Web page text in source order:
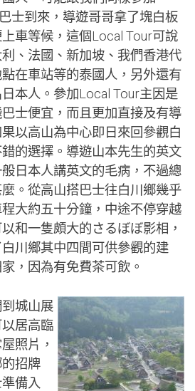
士到來，導遊哥哥拿了塊白板
車等候，這個Local Tour可說
、法國、新加坡、我們香港代
在車站等的泰國人，另外還有
本人。參加Local Tour主因是
士便宜，而且更加直接及有導
以高山為中心即日來回參觀白
的選擇。導遊山本先生的英文
日本人講英文的毛病，不過總
。從高山搭巴士往白川鄉幾乎
大約五十分鐘，中途不停穿越
和一隻頗大的さるぼぼ影相，
川鄉其中四間可供參觀的建
，因為有免費茶可飲。
城山展
居高臨
照片，
招牌
備入